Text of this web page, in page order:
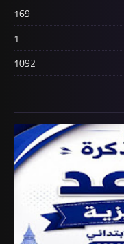
169
1
1092